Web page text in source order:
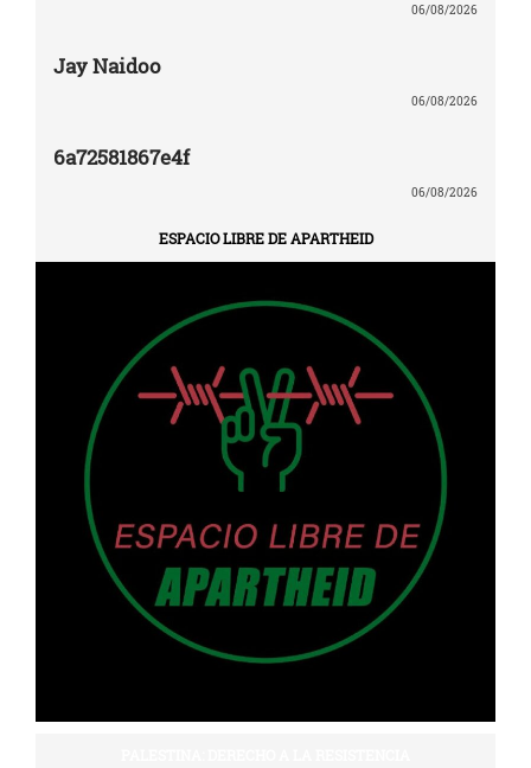
06/08/2026
Jay Naidoo
06/08/2026
6a72581867e4f
06/08/2026
ESPACIO LIBRE DE APARTHEID